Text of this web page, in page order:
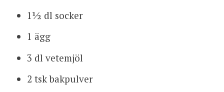
1½ dl socker
1 ägg
3 dl vetemjöl
2 tsk bakpulver